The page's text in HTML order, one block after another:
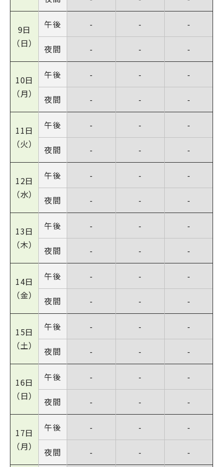
9日
（日）
午後
夜間
-
-
-
-
-
-
10日
（月）
午後
夜間
-
-
-
-
-
-
11日
（火）
午後
夜間
-
-
-
-
-
-
12日
（水）
午後
夜間
-
-
-
-
-
-
13日
（木）
午後
夜間
-
-
-
-
-
-
14日
（金）
午後
夜間
-
-
-
-
-
-
15日
（土）
午後
夜間
-
-
-
-
-
-
16日
（日）
午後
夜間
-
-
-
-
-
-
17日
（月）
午後
夜間
-
-
-
-
-
-